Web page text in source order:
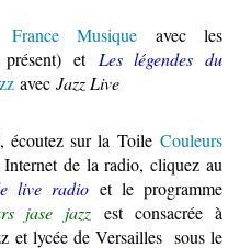
France Musique
avec les
et
Les légendes du
avec Jazz Live
écoutez sur la Toile Couleurs
de la radio, cliquez au
live radio et le programme
jase jazz est consacrée à
et lycée de Versailles sous le